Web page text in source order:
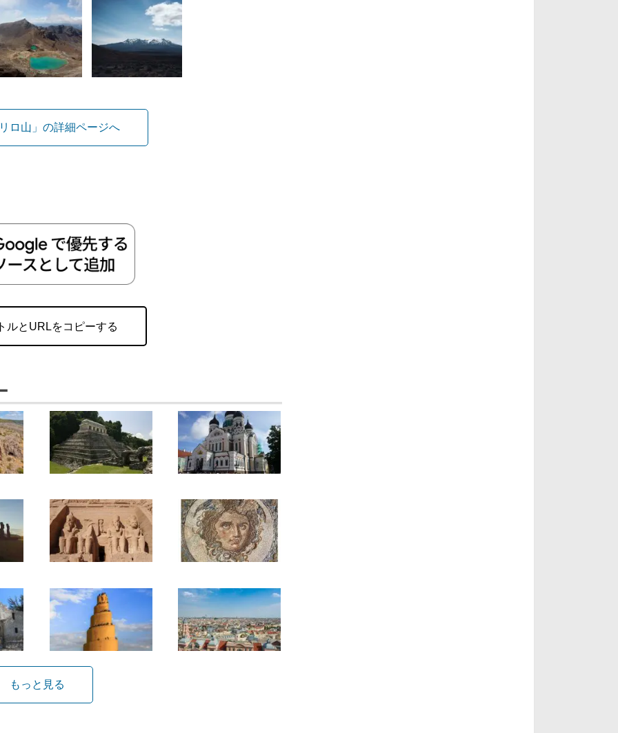
ロ山」の詳細ページへ
ルとURLをコピーする
もっと見る